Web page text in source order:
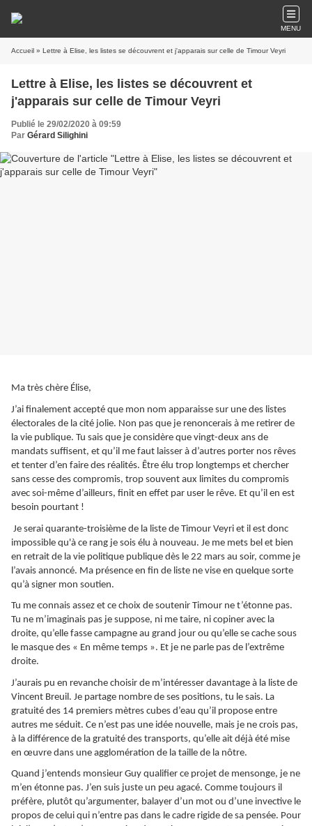
MENU
Accueil » Lettre à Elise, les listes se découvrent et j'apparais sur celle de Timour Veyri
Lettre à Elise, les listes se découvrent et
j'apparais sur celle de Timour Veyri
Publié le 29/02/2020 à 09:59
Par Gérard Silighini
Ma très chère Élise,
J’ai finalement accepté que mon nom apparaisse sur une des listes
électorales de la cité jolie. Non pas que je renoncerais à me retirer de
la vie publique. Tu sais que je considère que vingt-deux ans de
mandats suffisent, et qu’il me faut laisser à d’autres porter nos rêves
et tenter d’en faire des réalités. Être élu trop longtemps et chercher
sans cesse des compromis, trop souvent aux limites du compromis
avec soi-même d’ailleurs, finit en effet par user le rêve. Et qu’il en est
besoin pourtant !
Je serai quarante-troisième de la liste de Timour Veyri et il est donc
impossible qu'à ce rang je sois élu à nouveau. Je me mets bel et bien
en retrait de la vie politique publique dès le 22 mars au soir, comme je
l’avais annoncé. Ma présence en fin de liste ne vise en quelque sorte
qu’à signer mon soutien.
Tu me connais assez et ce choix de soutenir Timour ne t’étonne pas.
Tu ne m’imaginais pas je suppose, ni me taire, ni copiner avec la
droite, qu’elle fasse campagne au grand jour ou qu’elle se cache sous
le masque des « En même temps ». Et je ne parle pas de l’extrême
droite.
J’aurais pu en revanche choisir de m’intéresser davantage à la liste de
Vincent Breuil. Je partage nombre de ses positions, tu le sais. La
gratuité des 14 premiers mètres cubes d’eau qu’il propose entre
autres me séduit. Ce n’est pas une idée nouvelle, mais je ne crois pas,
à la différence de la gratuité des transports, qu’elle ait déjà été mise
en œuvre dans une agglomération de la taille de la nôtre.
Quand j’entends monsieur Guy qualifier ce projet de mensonge, je ne
m’en étonne pas. J’en suis juste un peu agacé. Comme toujours il
préfère, plutôt qu’argumenter, balayer d’un mot ou d’une invective le
propos de celui qui n’entre pas dans le cadre rigide de sa pensée. Pour